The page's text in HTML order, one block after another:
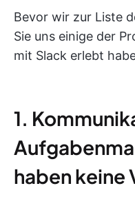
Bevor wir zur Liste
Sie uns einige der
mit Slack erlebt
1.
haben keine